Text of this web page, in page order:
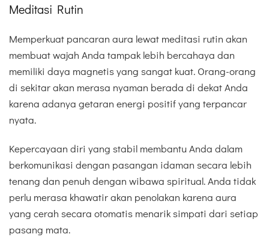
Meditasi Rutin
Memperkuat pancaran aura lewat meditasi rutin akan
membuat wajah Anda tampak lebih bercahaya dan
memiliki daya magnetis yang sangat kuat. Orang-orang
di sekitar akan merasa nyaman berada di dekat Anda
karena adanya getaran energi positif yang terpancar
nyata.
Kepercayaan diri yang stabil membantu Anda dalam
berkomunikasi dengan pasangan idaman secara lebih
tenang dan penuh dengan wibawa spiritual. Anda tidak
perlu merasa khawatir akan penolakan karena aura
yang cerah secara otomatis menarik simpati dari setiap
pasang mata.